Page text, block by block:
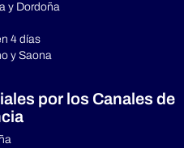
y Dordoña
4 días
y Saona
por los Canales de